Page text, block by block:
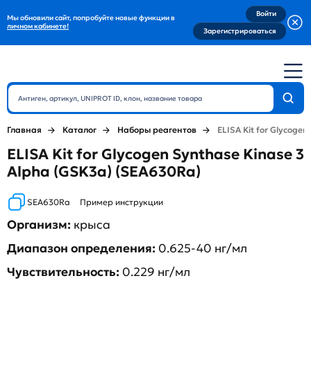
Мы обновили сайт, попробуйте новые функции в
личном кабинете!
Войти
Зарегистрироваться
Главная Каталог Наборы реагентов ELISA Kit for
ELISA Kit for Glycogen Synthase Kinase 3
Alpha (GSK3a) (SEA630Ra)
SEA630Ra Пример инструкции
Организм: крыса
Диапазон определения: 0.625-40 нг/мл
Чувствительность: 0.229 нг/мл